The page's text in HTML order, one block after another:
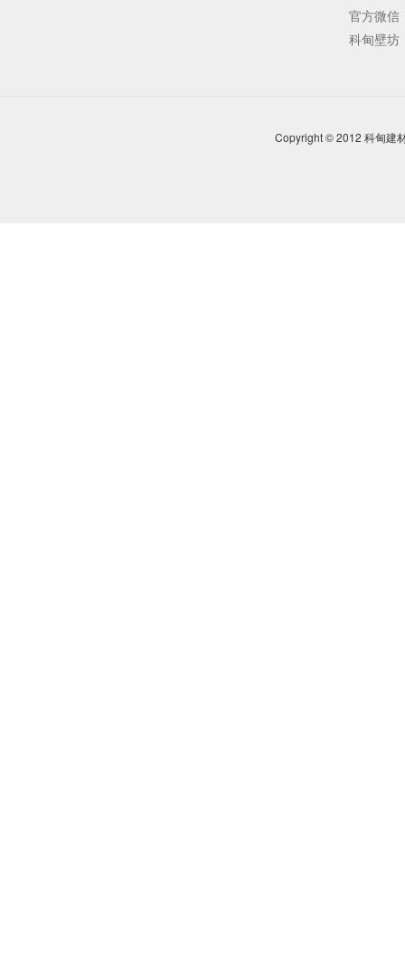
官方微信
科甸壁坊
Copyright © 2012 科甸